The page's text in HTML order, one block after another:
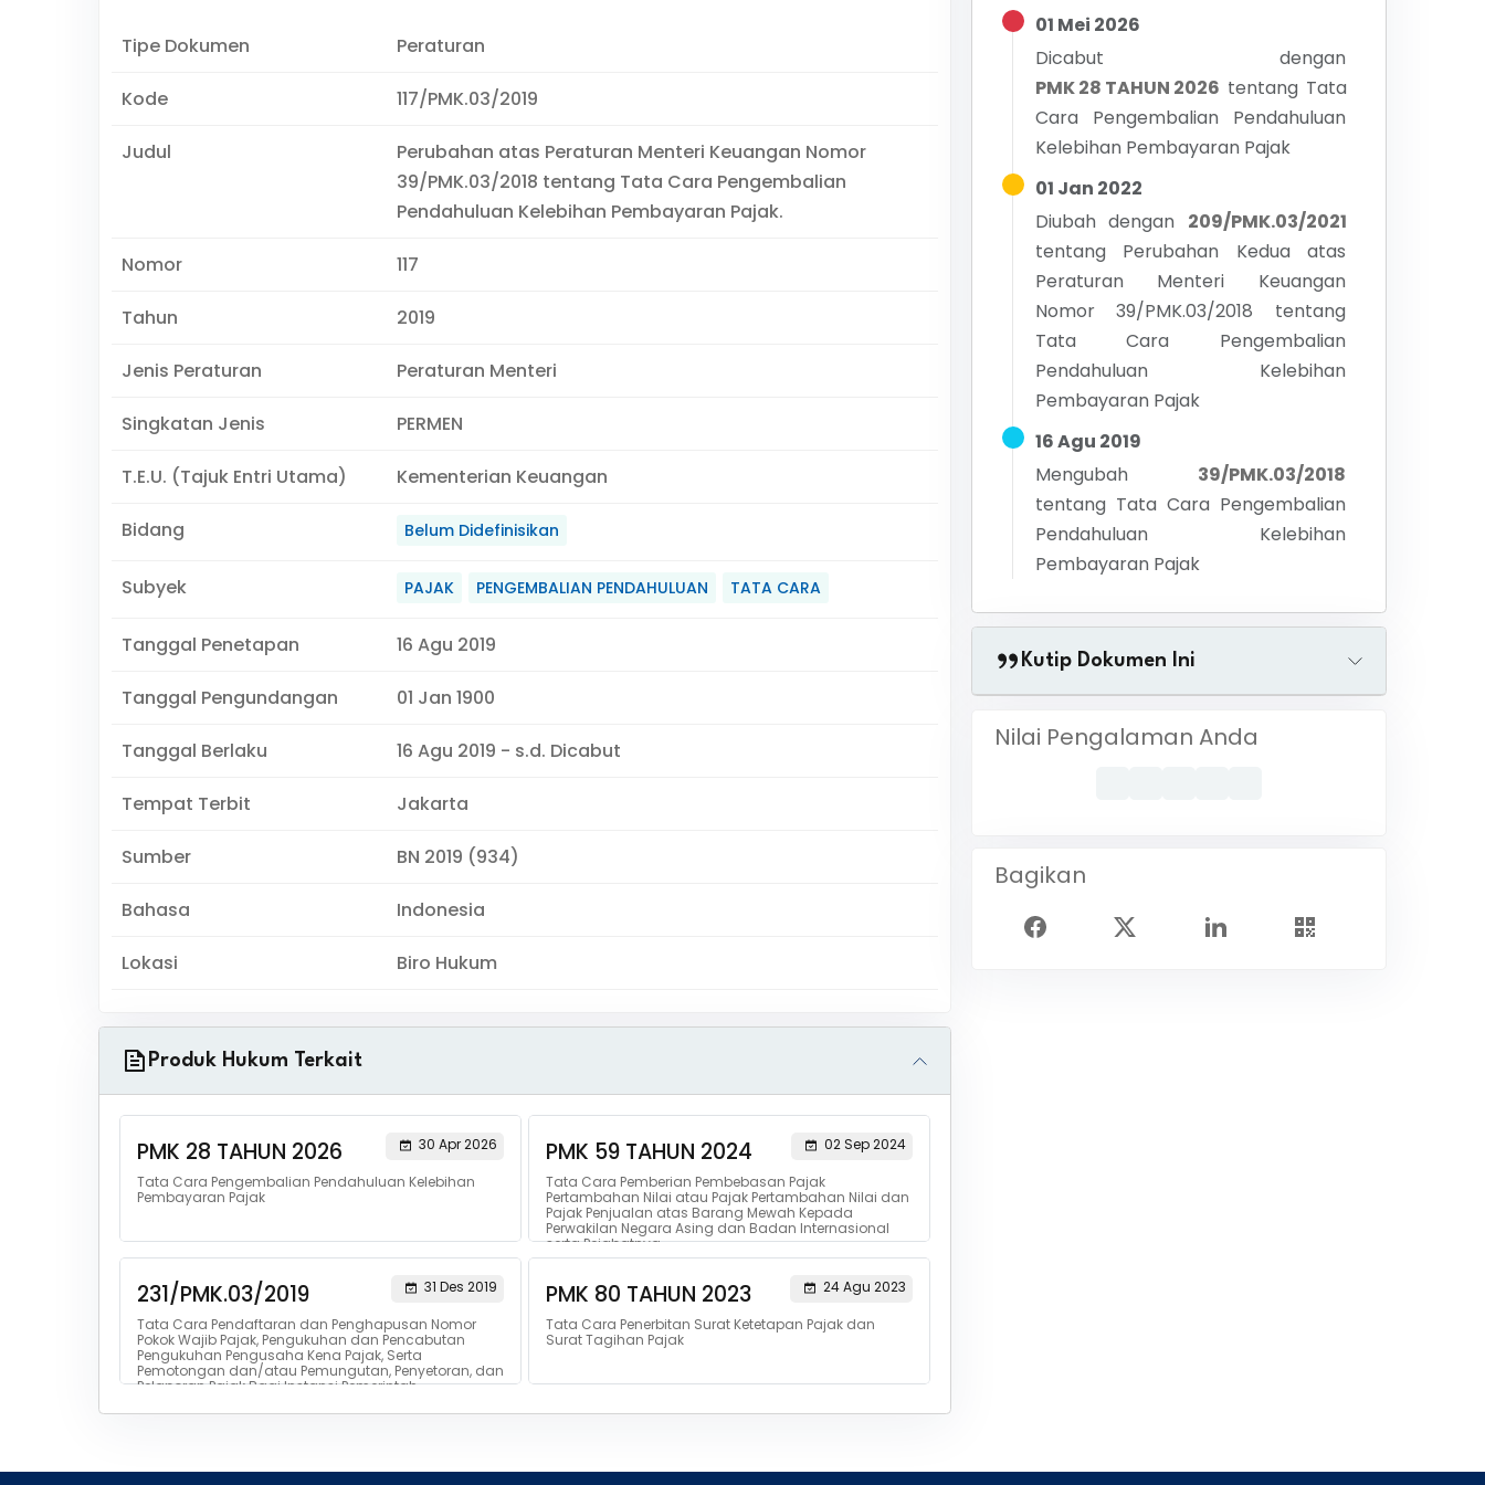
Tipe Dokumen Peraturan
Kode 117/PMK.03/2019
Judul
Perubahan atas Peraturan Menteri Keuangan Nomor
39/PMK.03/2018 tentang Tata Cara Pengembalian
Pendahuluan Kelebihan Pembayaran Pajak.
Nomor 117
Tahun 2019
Jenis Peraturan Peraturan Menteri
Singkatan Jenis PERMEN
T.E.U. (Tajuk Entri Utama) Kementerian Keuangan
Bidang Belum Didefinisikan
Subyek PAJAK PENGEMBALIAN PENDAHULUAN TATA CARA
Tanggal Penetapan 16 Agu 2019
Tanggal Pengundangan 01 Jan 1900
Tanggal Berlaku 16 Agu 2019 - s.d. Dicabut
Tempat Terbit Jakarta
Sumber BN 2019 (934)
Bahasa Indonesia
Lokasi Biro Hukum
Produk Hukum Terkait
PMK 28 TAHUN 2026
30 Apr 2026
Tata Cara Pengembalian Pendahuluan Kelebihan
Pembayaran Pajak
PMK 59 TAHUN 2024
02 Sep 2024
Tata Cara Pemberian Pembebasan Pajak
Pertambahan Nilai atau Pajak Pertambahan Nilai dan
Pajak Penjualan atas Barang Mewah Kepada
Perwakilan Negara Asing dan Badan Internasional
serta Pejabatnya
231/PMK.03/2019
31 Des 2019
Tata Cara Pendaftaran dan Penghapusan Nomor
Pokok Wajib Pajak, Pengukuhan dan Pencabutan
Pengukuhan Pengusaha Kena Pajak, Serta
Pemotongan dan/atau Pemungutan, Penyetoran, dan
Pelaporan Pajak Bagi Instansi Pemerintah
PMK 80 TAHUN 2023
24 Agu 2023
Tata Cara Penerbitan Surat Ketetapan Pajak dan
Surat Tagihan Pajak
01 Mei 2026
Dicabut dengan
PMK 28 TAHUN 2026 tentang Tata
Cara Pengembalian Pendahuluan
Kelebihan Pembayaran Pajak
01 Jan 2022
Diubah dengan 209/PMK.03/2021
tentang Perubahan Kedua atas
Peraturan Menteri Keuangan
Nomor 39/PMK.03/2018 tentang
Tata Cara Pengembalian
Pendahuluan Kelebihan
Pembayaran Pajak
16 Agu 2019
Mengubah
39/PMK.03/2018
tentang Tata Cara Pengembalian
Pendahuluan Kelebihan
Pembayaran Pajak
Kutip Dokumen Ini
Nilai Pengalaman Anda
Bagikan